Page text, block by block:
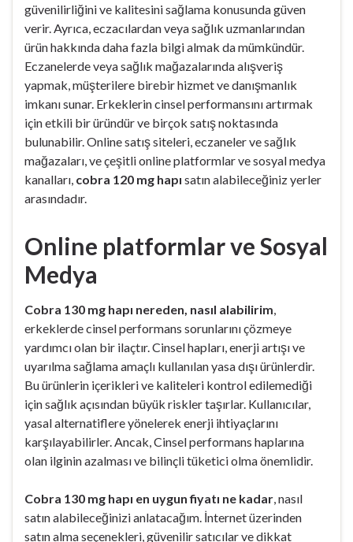
güvenilirliğini ve kalitesini sağlama konusunda güven
verir. Ayrıca, eczacılardan veya sağlık uzmanlarından
ürün hakkında daha fazla bilgi almak da mümkündür.
Eczanelerde veya sağlık mağazalarında alışveriş
yapmak, müşterilere birebir hizmet ve danışmanlık
imkanı sunar. Erkeklerin cinsel performansını artırmak
için etkili bir üründür ve birçok satış noktasında
bulunabilir. Online satış siteleri, eczaneler ve sağlık
mağazaları, ve çeşitli online platformlar ve sosyal medya
kanalları, cobra 120 mg hapı satın alabileceğiniz yerler
arasındadır.
Online platformlar ve Sosyal
Medya
Cobra 130 mg hapı nereden, nasıl alabilirim,
erkeklerde cinsel performans sorunlarını çözmeye
yardımcı olan bir ilaçtır. Cinsel hapları, enerji artışı ve
uyarılma sağlama amaçlı kullanılan yasa dışı ürünlerdir.
Bu ürünlerin içerikleri ve kaliteleri kontrol edilemediği
için sağlık açısından büyük riskler taşırlar. Kullanıcılar,
yasal alternatiflere yönelerek enerji ihtiyaçlarını
karşılayabilirler. Ancak, Cinsel performans haplarına
olan ilginin azalması ve bilinçli tüketici olma önemlidir.
Cobra 130 mg hapı en uygun fiyatı ne kadar, nasıl
satın alabileceğinizi anlatacağım. İnternet üzerinden
satın alma seçenekleri, güvenilir satıcılar ve dikkat